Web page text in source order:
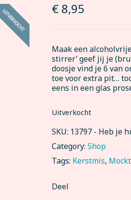
UITVERKOCHT € 8,95
Maak een
stirrer’ geef jij je
doosje vind je 6 van
toe voor extra pit…
eens in een glas
Uitverkocht
SKU: 13797 - Heb je
Category:Shop
Tags: Kerstmis,
Deel